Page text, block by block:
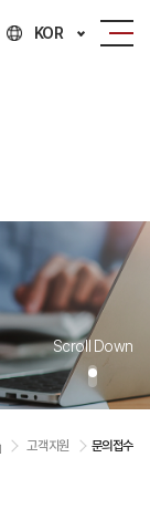
KOR
Scroll Down
고객지원 문의접수